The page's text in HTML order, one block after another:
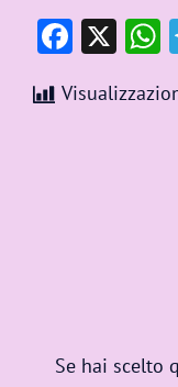
X
Se hai scelto